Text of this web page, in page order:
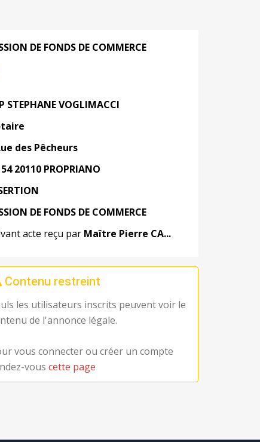
DE FONDS DE COMMERCE
STEPHANEVOGLIMACCI
des Pêcheurs
54 20110 PROPRIANO
DE FONDS DE COMMERCE
acte reçu par Maître Pierre CA...
Contenu restreint
les utilisateurs inscrits peuvent voir le
de l'annonce légale.
vous connecter ou créer un compte
vous cette page